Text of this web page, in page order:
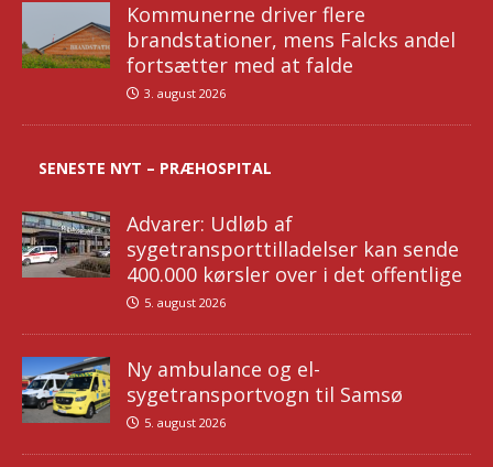
Kommunerne driver flere
brandstationer, mens Falcks andel
fortsætter med at falde
3. august 2026
SENESTE NYT – PRÆHOSPITAL
Advarer: Udløb af
sygetransporttilladelser kan sende
400.000 kørsler over i det offentlige
5. august 2026
Ny ambulance og el-
sygetransportvogn til Samsø
5. august 2026